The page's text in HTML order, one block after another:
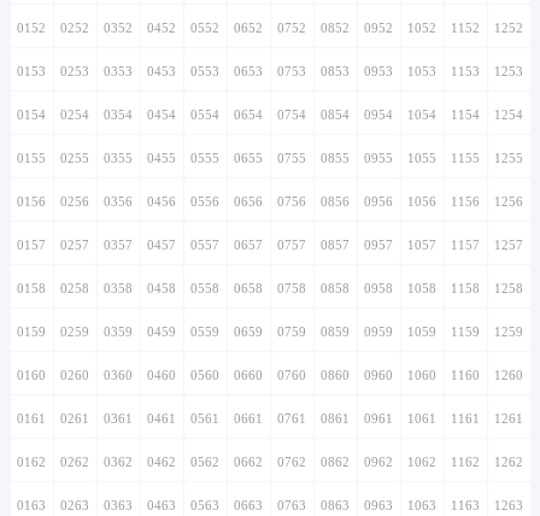
0152 0252 0352 0452 0552 0652 0752 0852 0952 1052 1152 1252
0153 0253 0353 0453 0553 0653 0753 0853 0953 1053 1153 1253
0154 0254 0354 0454 0554 0654 0754 0854 0954 1054 1154 1254
0155 0255 0355 0455 0555 0655 0755 0855 0955 1055 1155 1255
0156 0256 0356 0456 0556 0656 0756 0856 0956 1056 1156 1256
0157 0257 0357 0457 0557 0657 0757 0857 0957 1057 1157 1257
0158 0258 0358 0458 0558 0658 0758 0858 0958 1058 1158 1258
0159 0259 0359 0459 0559 0659 0759 0859 0959 1059 1159 1259
0160 0260 0360 0460 0560 0660 0760 0860 0960 1060 1160 1260
0161 0261 0361 0461 0561 0661 0761 0861 0961 1061 1161 1261
0162 0262 0362 0462 0562 0662 0762 0862 0962 1062 1162 1262
0163 0263 0363 0463 0563 0663 0763 0863 0963 1063 1163 1263